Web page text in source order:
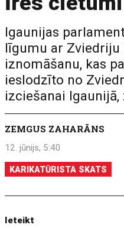
Igaunijas
līgumu ar
iznomāšanu, kas
ieslodzīto no
izciešanai Igaunijā,
ZEMGUS ZAHARĀNS
12. jūnijs, 5:40
KARIKATŪRISTA SKATS
Ieteikt